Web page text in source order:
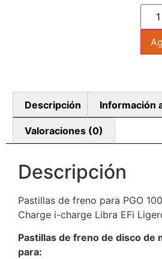
Descripción Información
Valoraciones (0)
Descripción
Pastillas de freno para PGO
Charge i-charge Libra EFi
Pastillas de freno de disco de
para: